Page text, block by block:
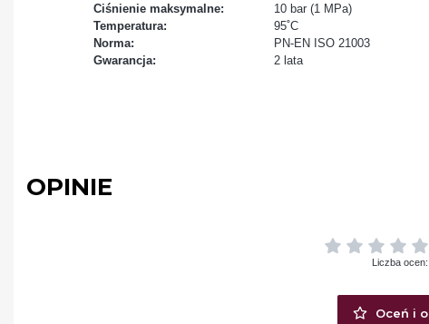
Ciśnienie maksymalne:
10 bar (1 MPa)
Temperatura:
95˚C
Norma:
PN-EN ISO 21003
Gwarancja:
2 lata
OPINIE
Liczba
Oceń i